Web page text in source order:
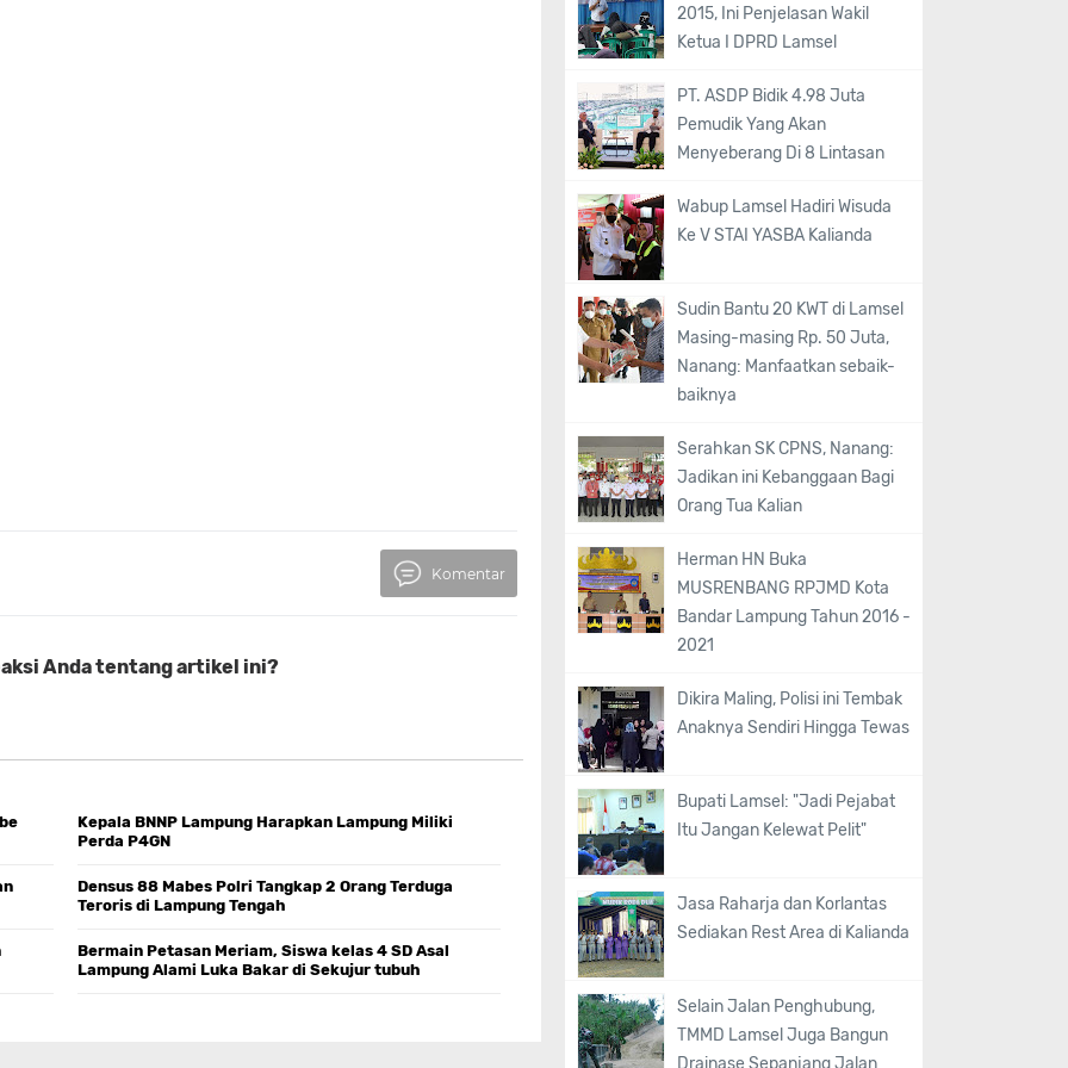
Komentar
Anda tentang artikel ini?
Kepala BNNP Lampung Harapkan Lampung Miliki
Perda P4GN
Densus 88 Mabes Polri Tangkap 2 Orang Terduga
Teroris di Lampung Tengah
Bermain Petasan Meriam, Siswa kelas 4 SD Asal
Lampung Alami Luka Bakar di Sekujur tubuh
2015, Ini Penjelasan Wakil
Ketua I DPRD Lamsel
PT. ASDP Bidik 4.98 Juta
Pemudik Yang Akan
Menyeberang Di 8 Lintasan
Wabup Lamsel Hadiri Wisuda
Ke V STAI YASBA Kalianda
Sudin Bantu 20 KWT di Lamsel
Masing-masing Rp. 50 Juta,
Nanang: Manfaatkan sebaik-
baiknya
Serahkan SK CPNS, Nanang:
Jadikan ini Kebanggaan Bagi
Orang Tua Kalian
Herman HN Buka
MUSRENBANG RPJMD Kota
Bandar Lampung Tahun 2016 -
2021
Dikira Maling, Polisi ini Tembak
Anaknya Sendiri Hingga Tewas
Bupati Lamsel: "Jadi Pejabat
Itu Jangan Kelewat Pelit"
Jasa Raharja dan Korlantas
Sediakan Rest Area di Kalianda
Selain Jalan Penghubung,
TMMD Lamsel Juga Bangun
Drainase Sepanjang Jalan